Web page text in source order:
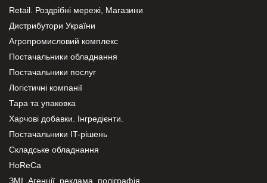
Retail. Роздрібні мережі, Магазини
Дистрибутори України
Агропромисловий комплекс
Постачальники обладнання
Постачальники послуг
Логістичні компанії
Тара та упаковка
Харчові добавки. Інгредієнти.
Постачальники IT-рішень
Складське обладнання
HoReCa
ЗМІ, Агенції, реклама, поліграфія